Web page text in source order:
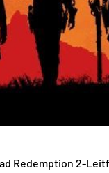
Redemption 2-